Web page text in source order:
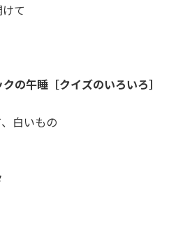
て
の午睡［クイズのいろいろ］
白いもの